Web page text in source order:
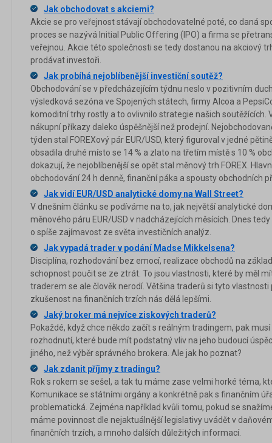
Jak obchodovat s akciemi?
Akcie se pro veřejnost stávají obchodovatelné poté, co daná
proces se nazývá Initial Public Offering (IPO) a firma se
veřejnou. Akcie této společnosti se tedy dostanou na akciový
prodávat investoři.
Jak probíhá nejoblíbenější investiční soutěž?
Obchodování se v předcházejícím týdnu neslo v pozitivním
výsledková sezóna ve Spojených státech, firmy Alcoa a
komoditní trhy rostly a to ovlivnilo strategie našich soutěžících.
nákupní příkazy daleko úspěšnější než prodejní.
týden stal FOREXový pár EUR/USD, který figuroval v jedné
obsadila druhé místo se 14 % a zlato na třetím místě s 10 %
dokazují, že nejoblíbenější se opět stal měnový trh FOREX.
obchodování 24 h denně, finanční páka a spousty obchodních
Jak vidí EUR/USD analytické domy na Wall Street?
V dnešním článku se podíváme na to, jak největší analytické
měnového páru EUR/USD v nadcházejících měsících. Dnes
o spíše zajímavost ze světa investičních analýz.
Jak vypadá trader v podání Madse Mikkelsena?
Disciplína, rozhodování bez emocí, realizace obchodů na
schopnost poučit se ze ztrát. To jsou vlastnosti, které by měl
traderem se ale člověk nerodí. Většina traderů si tyto vlastnosti
zkušenost na finančních trzích nás dělá lepšími.
Jaký broker má nejvíce ziskových traderů?
Pokaždé, když chce někdo začít s reálným tradingem, pak
rozhodnutí, které bude mít podstatný vliv na jeho budoucí
jiného, než výběr správného brokera. Ale jak ho poznat?
Jak zdanit příjmy z tradingu?
Rok s rokem se sešel, a tak tu máme zase velmi horké téma,
Komunikace se státními orgány a konkrétně pak s finančním
problematická. Zejména například kvůli tomu, pokud se
máme povinnost dle nejaktuálnější legislativy uvádět v
finančních trzích, a mnoho dalších důležitých informací.